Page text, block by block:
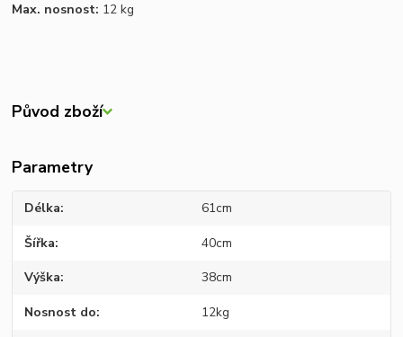
Max. nosnost: 12 kg
Původ zboží
Parametry
Délka 61cm
Šířka 40cm
Výška 38cm
Nosnost do 12kg